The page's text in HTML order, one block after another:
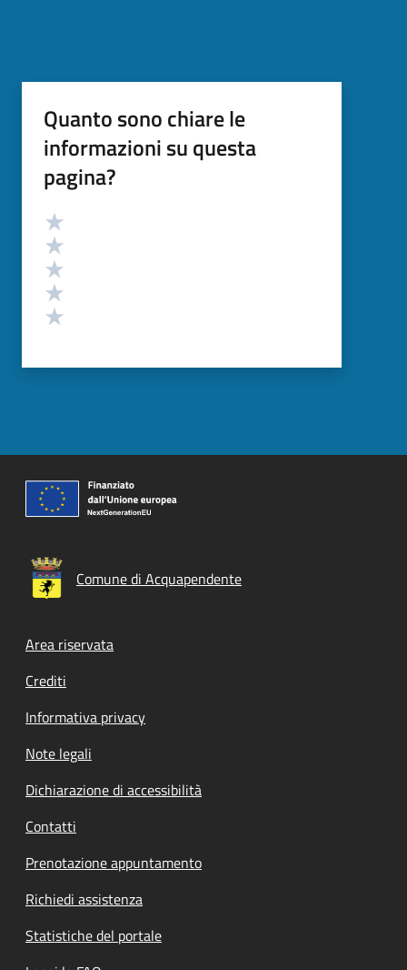
Quanto sono chiare le
informazioni su questa
pagina?
Valutazione
Comune di Acquapendente
Footer menu
Area riservata
Crediti
Informativa privacy
Note legali
Dichiarazione di accessibilità
Contatti
Prenotazione appuntamento
Richiedi assistenza
Statistiche del portale